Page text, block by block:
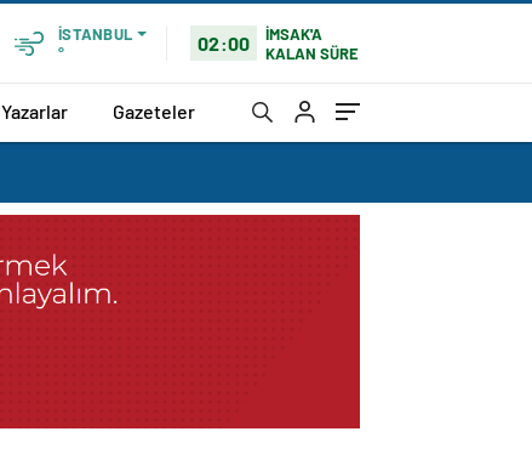
İSTANBUL
°
02:00
İMSAK'A
KALAN SÜRE
Yazarlar Gazeteler